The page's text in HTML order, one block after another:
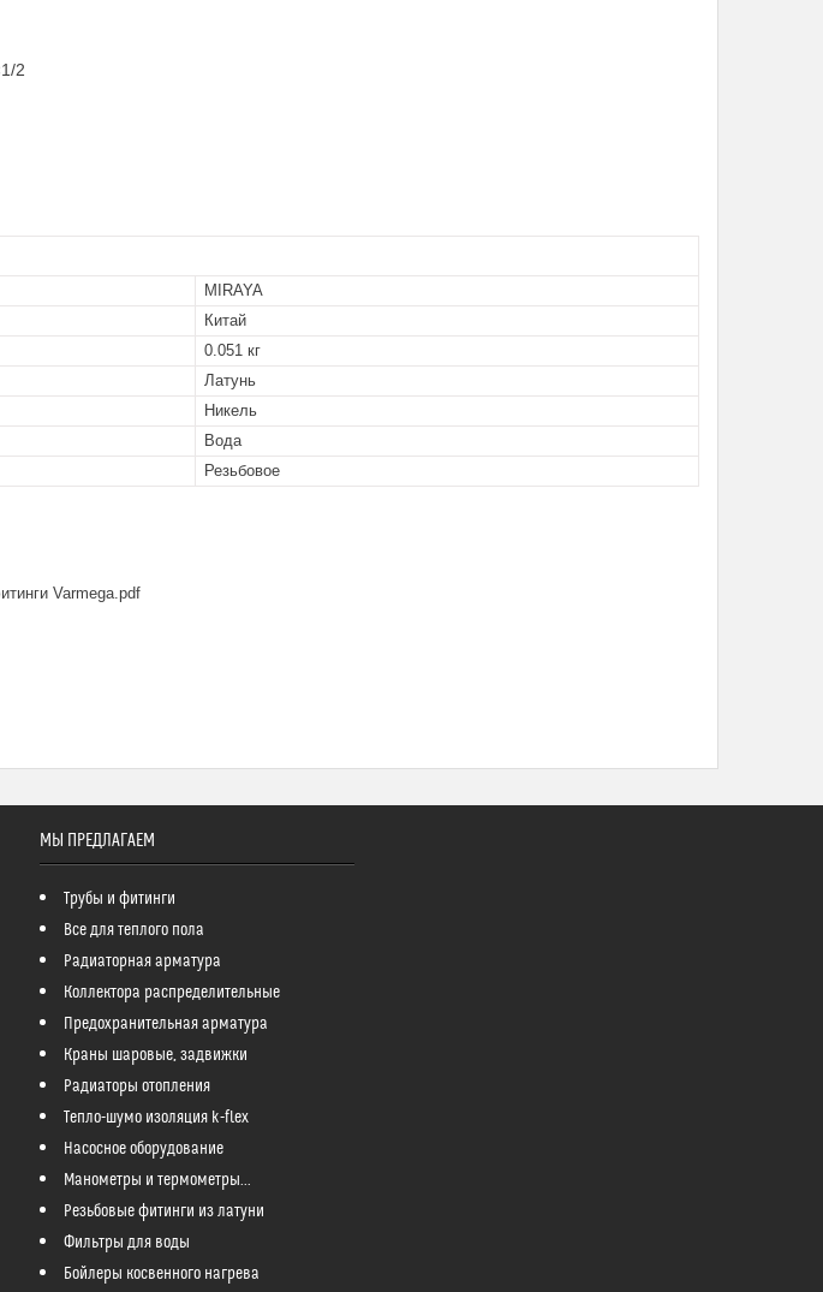
2
MIRAYA
Китай
0.051 кг
Латунь
Никель
Вода
Резьбовое
Varmega.pdf
МЫ ПРЕДЛАГАЕМ
Трубы и фитинги
Все для теплого пола
Радиаторная арматура
Коллектора распределительные
Предохранительная арматура
Краны шаровые, задвижки
Радиаторы отопления
Тепло-шумо изоляция k-flex
Насосное оборудование
Манометры и термометры...
Резьбовые фитинги из латуни
Фильтры для воды
Бойлеры косвенного нагрева